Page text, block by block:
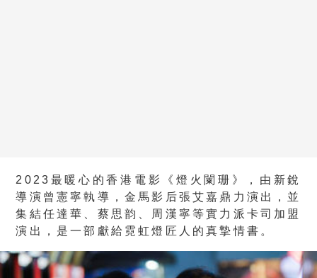
2023最暖心的香港電影《燈火闌珊》，由新銳
導演曾憲寧執導，金馬影后張艾嘉鼎力演出，並
集結任達華、蔡思韵、周漢寧等實力派卡司加盟
演出，是一部獻給霓虹燈匠人的真摯情書。